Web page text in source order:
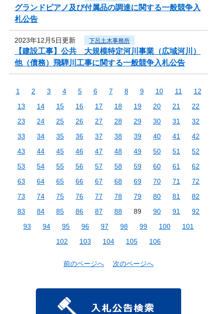
グランドピアノ及び付属品の調達に関する一般競争入
札公告
2023年12月5日更新 下呂土木事務所
【建設工事】公共 大規模特定河川事業（広域河川）
他（債務）飛騨川工事に関する一般競争入札公告
1 2 3 4 5 6 7 8 9 10 11
12
13
14 15 16 17 18 19 20 21
22
23
24 25 26 27 28 29 30 31
32
33
34 35 36 37 38 39 40 41
42
43
44 45 46 47 48 49 50 51
52
53
54 55 56 57 58 59 60 61
62
63
64 65 66 67 68 69 70 71
72
73
74 75 76 77 78 79 80 81
82
83
84 85 86 87 88 89 90 91
92
93
94 95 96 97 98 99 100
101
102
103 104 105 106
前のページへ 次のページへ